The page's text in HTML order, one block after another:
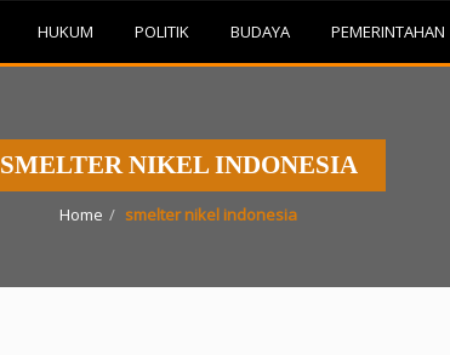
HUKUM POLITIK BUDAYA PEMERINTAHAN
SMELTER NIKEL INDONESIA
Home smelter nikel indonesia